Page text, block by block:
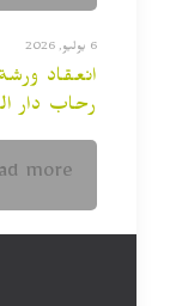
6 يوليو, 2026
انعقاد
رحاب دار
more